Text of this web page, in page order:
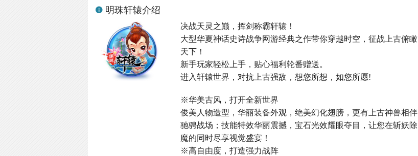
明珠轩辕介绍
决战天灵之巅，挥剑称霸轩辕！
大型华夏神话史诗战争网游经典之作带你穿越时空，征战上古俯瞰
天下！
新手玩家轻松上手，贴心福利轮番赠送。
进入轩辕世界，对抗上古强敌，想您所想，如您所愿!
※华美古风，打开全新世界
俊美人物造型，华丽装备外观，绝美幻化翅膀，更有上古神兽相伴
驰骋战场；技能特效华丽震撼，宝石光效耀眼夺目，让您在斩妖除
魔的同时尽享视觉盛宴！
※高自由度，打造强力战阵